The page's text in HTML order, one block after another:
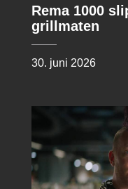
Rema 1000
grillmaten
30. juni 2026